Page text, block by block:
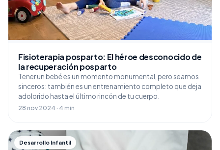
Fisioterapia posparto: El héroe desconocido de
la recuperación posparto
Tener un bebé es un momento monumental, pero seamos
sinceros: también es un entrenamiento completo que deja
adolorido hasta el último rincón de tu cuerpo.
28 nov 2024 · 4 min
Desarrollo Infantil